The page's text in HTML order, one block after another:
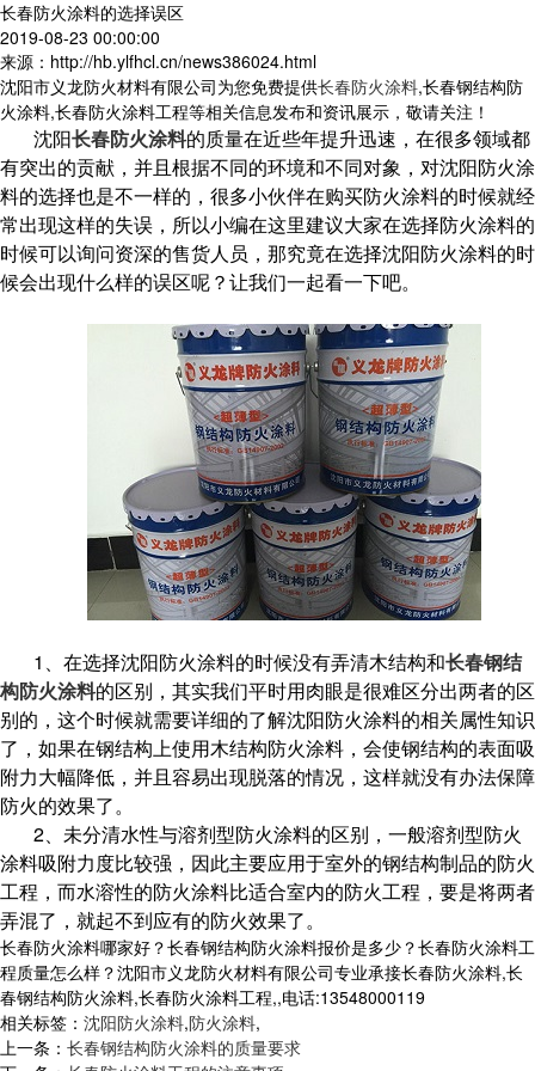
长春防火涂料的选择误区
2019-08-23 00:00:00
来源：http://hb.ylfhcl.cn/news386024.html
沈阳市义龙防火材料有限公司为您免费提供长春防火涂料,长春钢结构防
火涂料,长春防火涂料工程等相关信息发布和资讯展示，敬请关注！
沈阳长春防火涂料的质量在近些年提升迅速，在很多领域都
有突出的贡献，并且根据不同的环境和不同对象，对沈阳防火涂
料的选择也是不一样的，很多小伙伴在购买防火涂料的时候就经
常出现这样的失误，所以小编在这里建议大家在选择防火涂料的
时候可以询问资深的售货人员，那究竟在选择沈阳防火涂料的时
候会出现什么样的误区呢？让我们一起看一下吧。
1、在选择沈阳防火涂料的时候没有弄清木结构和长春钢结
构防火涂料的区别，其实我们平时用肉眼是很难区分出两者的区
别的，这个时候就需要详细的了解沈阳防火涂料的相关属性知识
了，如果在钢结构上使用木结构防火涂料，会使钢结构的表面吸
附力大幅降低，并且容易出现脱落的情况，这样就没有办法保障
防火的效果了。
2、未分清水性与溶剂型防火涂料的区别，一般溶剂型防火
涂料吸附力度比较强，因此主要应用于室外的钢结构制品的防火
工程，而水溶性的防火涂料比适合室内的防火工程，要是将两者
弄混了，就起不到应有的防火效果了。
长春防火涂料哪家好？长春钢结构防火涂料报价是多少？长春防火涂料工
程质量怎么样？沈阳市义龙防火材料有限公司专业承接长春防火涂料,长
春钢结构防火涂料,长春防火涂料工程,,电话:13548000119
相关标签： 沈阳防火涂料,防火涂料,
上一条： 长春钢结构防火涂料的质量要求